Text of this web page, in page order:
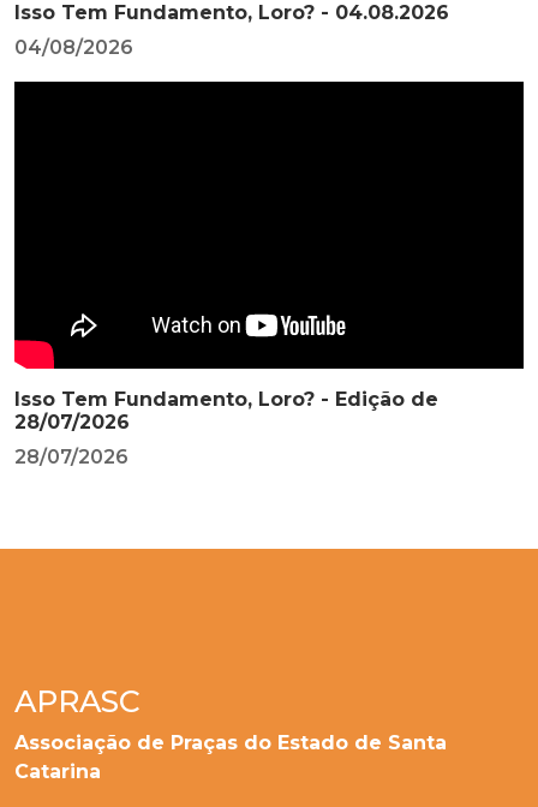
Isso Tem Fundamento, Loro? - 04.08.2026
04/08/2026
Isso Tem Fundamento, Loro? - Edição de
28/07/2026
28/07/2026
APRASC
Associação de Praças do Estado de Santa
Catarina